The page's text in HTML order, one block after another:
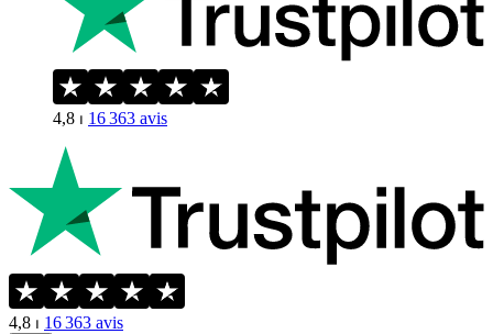
4,8 ⏐ 16 363 avis
4,8 ⏐ 16 363 avis